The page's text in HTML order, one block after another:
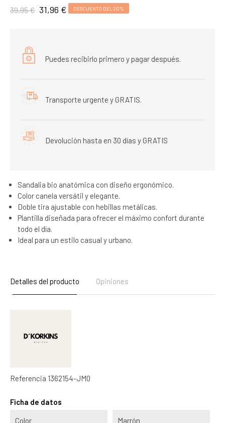
39,95 € 31,96 € DESCUENTO DEL 20%
Puedes recibirlo primero y pagar después.
Transporte urgente y GRATIS.
Devolución hasta en 30 días y GRATIS
Sandalia bio anatómica con diseño ergonómico.
Color canela versátil y elegante.
Doble tira ajustable con hebillas metálicas.
Plantilla diseñada para ofrecer el máximo confort durante
todo el día.
Ideal para un estilo casual y urbano.
Detalles del producto Opiniones
Referencia 1362154-JM0
Ficha de datos
Color Marrón